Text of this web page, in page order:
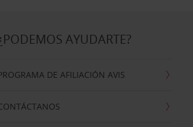
AYUDARTE?
DE AFILIACIÓN AVIS